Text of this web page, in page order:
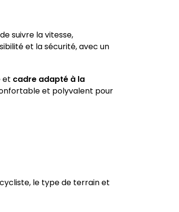
suivre la vitesse,
et la sécurité, avec un
et cadre adapté à la
et polyvalent pour
cycliste, le type de terrain et